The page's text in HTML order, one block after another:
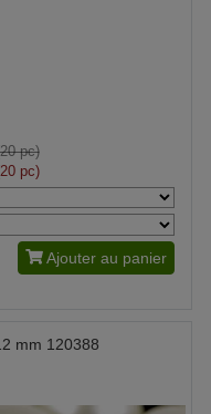
pc)
pc)
Ajouter au panier
mm 120388